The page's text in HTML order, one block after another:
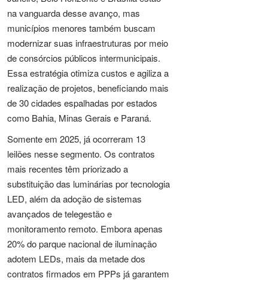
na vanguarda desse avanço, mas
municípios menores também buscam
modernizar suas infraestruturas por meio
de consórcios públicos intermunicipais.
Essa estratégia otimiza custos e agiliza a
realização de projetos, beneficiando mais
de 30 cidades espalhadas por estados
como Bahia, Minas Gerais e Paraná.
Somente em 2025, já ocorreram 13
leilões nesse segmento. Os contratos
mais recentes têm priorizado a
substituição das luminárias por tecnologia
LED, além da adoção de sistemas
avançados de telegestão e
monitoramento remoto. Embora apenas
20% do parque nacional de iluminação
adotem LEDs, mais da metade dos
contratos firmados em PPPs já garantem